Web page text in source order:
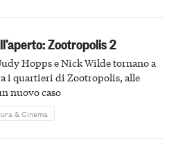
Zootropolis 2
Hopps e Nick Wilde tornano a
i quartieri di Zootropolis, alle
nuovo caso
& Cinema